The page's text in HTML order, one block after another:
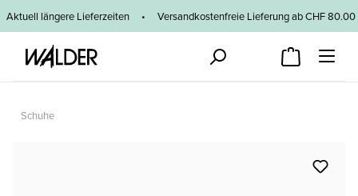
Zum Hauptinhalt springen
Aktuell längere Lieferzeiten • Versandkostenfreie Lieferung ab CHF
Schuhe